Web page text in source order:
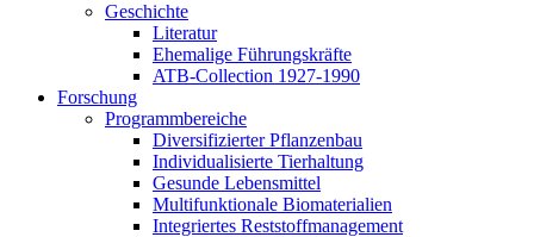
Geschichte
Literatur
Ehemalige Führungskräfte
ATB-Collection 1927-1990
Forschung
Programmbereiche
Diversifizierter Pflanzenbau
Individualisierte Tierhaltung
Gesunde Lebensmittel
Multifunktionale Biomaterialien
Integriertes Reststoffmanagement